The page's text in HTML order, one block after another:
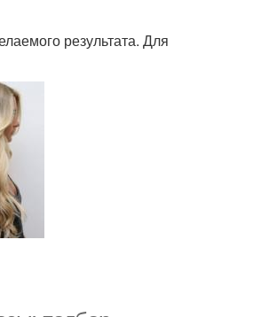
результата. Для